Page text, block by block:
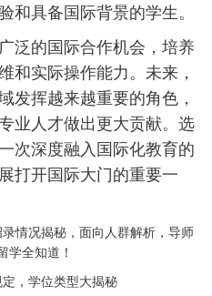
和具备国际背景的学生。
泛的国际合作机会，培养
和实际操作能力。未来，
发挥越来越重要的角色，
业人才做出更大贡献。选
次深度融入国际化教育的
打开国际大门的重要一
情况揭秘，面向人群解析，导师
学全知道！
，学位类型大揭秘